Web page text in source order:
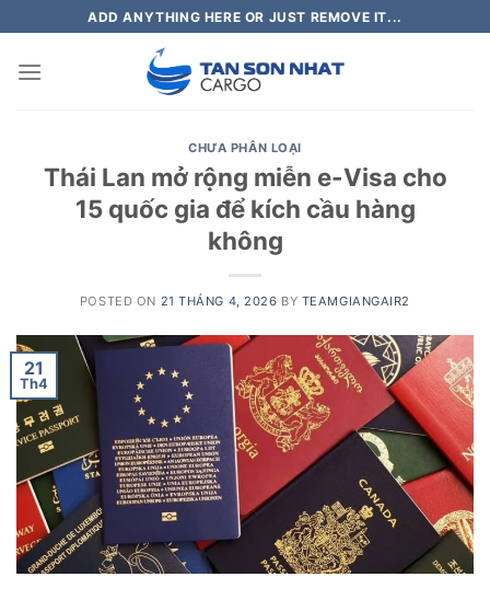
to
content
ADD ANYTHING HERE OR JUST REMOVE IT...
CHƯA PHÂN LOẠI
Thái Lan mở rộng miễn e-Visa cho
15 quốc gia để kích cầu hàng
không
POSTED ON 21 THÁNG 4, 2026 BY TEAMGIANGAIR2
21
Th4